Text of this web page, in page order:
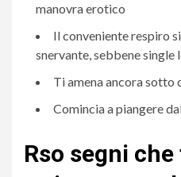
manovra erotico
Il conveniente respiro
snervante, sebbene single
Ti amena ancora sotto
Comincia a piangere
Rso segni